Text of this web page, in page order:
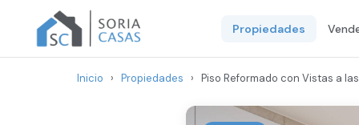
Propiedades
Inicio › Propiedades › Piso Reformado con Vistas a